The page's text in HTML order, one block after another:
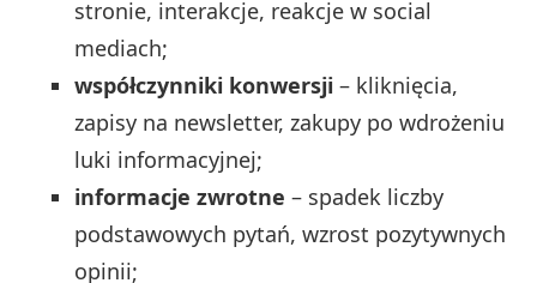
stronie, interakcje, reakcje w social
mediach;
współczynniki konwersji – kliknięcia,
zapisy na newsletter, zakupy po wdrożeniu
luki informacyjnej;
informacje zwrotne – spadek liczby
podstawowych pytań, wzrost pozytywnych
opinii;